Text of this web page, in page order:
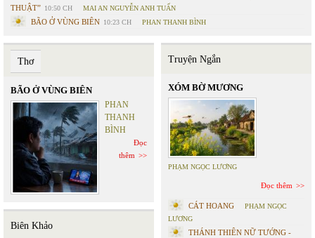
THUẬT” 10:50 CH MAI AN NGUYỄN ANH TUẤN
BÃO Ở VÙNG BIÊN 10:23 CH PHAN THANH BÌNH
Thơ
BÃO Ở VÙNG BIÊN
PHAN
THANH
BÌNH
Đọc
thêm
Biên Khảo
Truyện Ngắn
XÓM BỜ MƯƠNG
PHẠM NGỌC LƯƠNG
Đọc thêm
CÁT HOANG
PHẠM NGỌC
LƯƠNG
THÁNH THIÊN NỮ TƯỚNG -